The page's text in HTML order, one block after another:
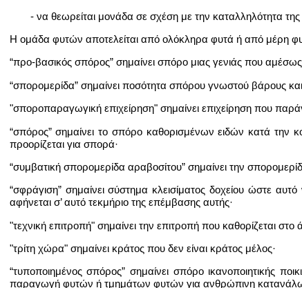
- να θεωρείται μονάδα σε σχέση με την καταλληλότητα
Η ομάδα φυτών αποτελείται από ολόκληρα φυτά ή από μέρη
“προ-βασικός σπόρος” σημαίνει σπόρο μιας γενιάς που
“σπορομερίδα” σημαίνει ποσότητα σπόρου γνωστού βάρους
"σποροπαραγωγική επιχείρηση" σημαίνει επιχείρηση που
“σπόρος” σημαίνει το σπόρο καθορισμένων ειδών κατά την
προορίζεται για σπορά·
“συμβατική σπορομερίδα αραβοσίτου” σημαίνει την
“σφράγιση” σημαίνει σύστημα κλεισίματος δοχείου ώστε
αφήνεται σ’ αυτό τεκμήριο της επέμβασης αυτής·
"τεχνική επιτροπή" σημαίνει την επιτροπή που καθορίζεται στο
"τρίτη χώρα" σημαίνει κράτος που δεν είναι κράτος μέλος·
“τυποποιημένος σπόρος” σημαίνει σπόρο ικανοποιητικής
παραγωγή φυτών ή τμημάτων φυτών για ανθρώπινη